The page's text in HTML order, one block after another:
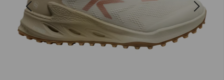
Previous Next